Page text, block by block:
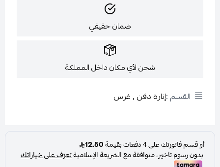
ضمان حقيقي
شحن لأي مكان داخل المملكة
القسم :إنارة دفن , غرس